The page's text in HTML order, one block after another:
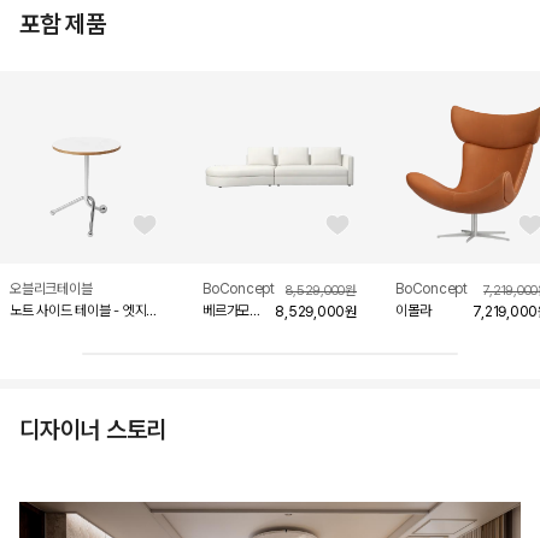
포함 제품
좋아요 버튼
오블리크테이블
노트 사이드 테이블 - 엣지
좋아요 버튼
BoConcept
베르가모
8,529,000원
8,529,000원
BoConcept
이몰라
7,219,000
7,219,000
디자이너 스토리